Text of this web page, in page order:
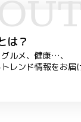
は？
ルメ、健康…、
レンド情報をお届